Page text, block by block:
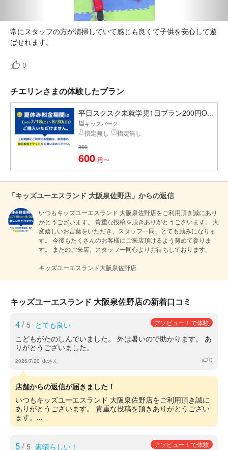
常にスタッフの方が清掃していて感じも良くて子供を安心して遊
0
チエリンさまの体験したプラン
平日スクスク未就学児1日プラン200円O...
キッズパーク
指定無し 指定無し
800
600 円 〜
「キッズユーエスランド 大阪泉佐野店」からの返信
いつもキッズユーエスランド 大阪泉佐野店をご利用頂き誠にあり
がとうございます。 貴重な投稿を頂きありがとうございます。 大
変嬉しいお言葉をいただき、スタッフ一同、とても励みになりま
す。 今後もたくさんのお客様にご来店頂けるよう努めて参りま
す。 またのご来店、スタッフ一同心よりお待ちしております。
キッズユーエスランド大阪泉佐野店
キッズユーエスランド 大阪泉佐野店の新着口コミ
4/ 5 とても良い アソビュー！で体験
こどもがたのしんでいました。 外は暑いので助かります。 あ
りがとうございました。
2026/7/20 dcさん いいね
0
店舗からの返信が届きました！
いつもキッズユーエスランド 大阪泉佐野店をご利用頂き誠に
ありがとうございます。 貴重な投稿を頂きありがとうござい
ます。...
5/ 5 素晴らしい！ アソビュー！で体験